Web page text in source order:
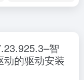
智
的驱动安装